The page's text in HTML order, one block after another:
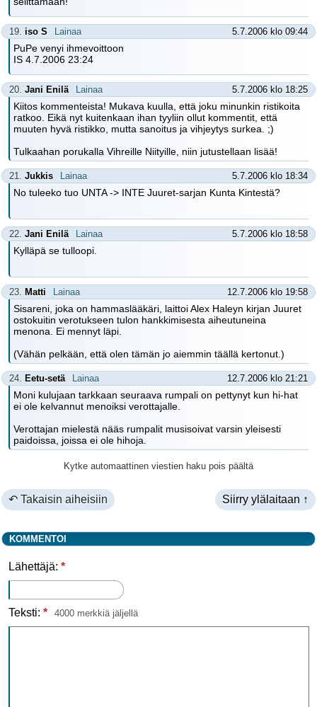
19. iso S Lainaa 5.7.2006 klo 09:44
PuPe venyi ihmevoittoon
IS 4.7.2006 23:24
20. Jani Enilä Lainaa 5.7.2006 klo 18:25
Kiitos kommenteista! Mukava kuulla, että joku minunkin ristikoita
ratkoo. Eikä nyt kuitenkaan ihan tyyliin ollut kommentit, että
muuten hyvä ristikko, mutta sanoitus ja vihjeytys surkea. ;)
Tulkaahan porukalla Vihreille Niityille, niin jutustellaan lisää!
21. Jukkis Lainaa 5.7.2006 klo 18:34
No tuleeko tuo UNTA -> INTE Juuret-sarjan Kunta Kintestä?
22. Jani Enilä Lainaa 5.7.2006 klo 18:58
Kylläpä se tulloopi.
23. Matti Lainaa 12.7.2006 klo 19:58
Sisareni, joka on hammaslääkäri, laittoi Alex Haleyn kirjan Juuret
ostokuitin verotukseen tulon hankkimisesta aiheutuneina
menona. Ei mennyt läpi.
(Vähän pelkään, että olen tämän jo aiemmin täällä kertonut.)
24. Eetu-setä Lainaa 12.7.2006 klo 21:21
Moni kulujaan tarkkaan seuraava rumpali on pettynyt kun hi-hat
ei ole kelvannut menoiksi verottajalle.
Verottajan mielestä nääs rumpalit musisoivat varsin yleisesti
paidoissa, joissa ei ole hihoja.
Kytke automaattinen viestien haku pois päältä
↶ Takaisin aiheisiin Siirry ylälaitaan ↑
KOMMENTOI
Lähettäjä: *
Teksti: * 4000 merkkiä jäljellä